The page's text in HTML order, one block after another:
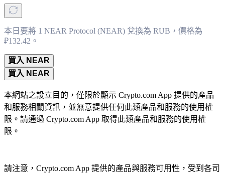
本日要將 1 NEAR Protocol (NEAR) 兌換為 RUB，價格為
₽132.42。
買入 NEAR
買入 NEAR
本網站之設立目的，僅限於顯示 Crypto.com App 提供的產品
和服務相關資訊，並無意提供任何此類產品和服務的使用權
限。請通過 Crypto.com App 取得此類產品和服務的使用權
限。
請注意，Crypto.com App 提供的產品與服務可用性，受到各司